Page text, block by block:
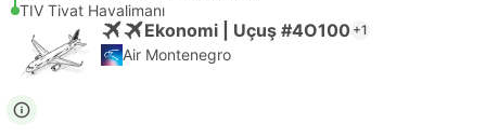
TIV Tivat Havalimanı
Ekonomi | Uçuş #4O100 +1
Air Montenegro